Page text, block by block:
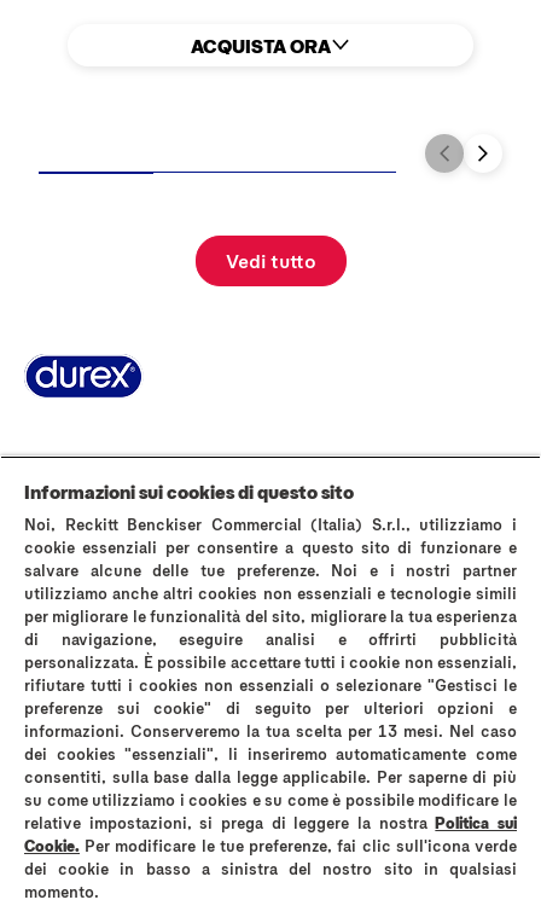
ACQUISTA ORA
Vedi tutto
La storia di DurexDomande FrequentiArea stampa
Contattaci
Politica sui cookiesAvviso sulla Privacy
Termini & Condizioni di Utilizzo del Sito Web
Privacy A luci acceseInformativa privacy instagram
Mappa del sito
*comparati con i normali preservativi in lattice Durex
Reckitt Benckiser Healthcare (Italia) S.p.A
Via G. Spadolini, n. 7 – 20141 Milano
Partita IVA 01768930131
Codice Fiscale e Numero di iscrizione al registro delle imprese di Milano
Monza Brianza Lodi 06325010152
Informazioni sui cookies di questo sito
Noi, Reckitt Benckiser Commercial (Italia) S.r.l., utilizziamo i
cookie essenziali per consentire a questo sito di funzionare e
salvare alcune delle tue preferenze. Noi e i nostri partner
utilizziamo anche altri cookies non essenziali e tecnologie simili
per migliorare le funzionalità del sito, migliorare la tua esperienza
di navigazione, eseguire analisi e offrirti pubblicità
personalizzata. È possibile accettare tutti i cookie non essenziali,
rifiutare tutti i cookies non essenziali o selezionare "Gestisci le
preferenze sui cookie" di seguito per ulteriori opzioni e
informazioni. Conserveremo la tua scelta per 13 mesi. Nel caso
dei cookies "essenziali", li inseriremo automaticamente come
consentiti, sulla base dalla legge applicabile. Per saperne di più
su come utilizziamo i cookies e su come è possibile modificare le
relative impostazioni, si prega di leggere la nostraPolitica sui
Cookie. Per modificare le tue preferenze, fai clic sull'icona verde
dei cookie in basso a sinistra del nostro sito in qualsiasi
momento.